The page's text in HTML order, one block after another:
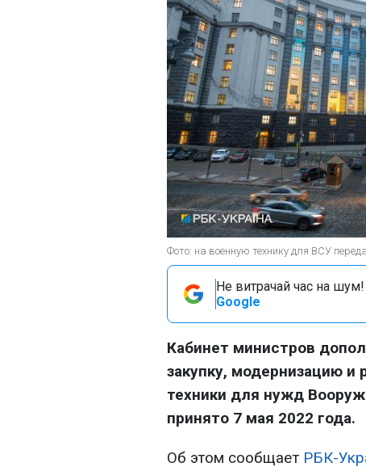
Фото: на военную технику для ВСУ
Не витрачай час на шум!
Google
Кабинет министров
закупку, модернизацию и
техники для нужд
принято 7 мая 2022 года.
Об этом сообщает РБК-